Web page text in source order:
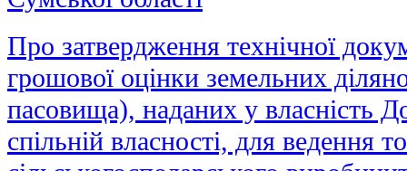
Про затвердження технічної
грошової оцінки земельних
пасовища), наданих у власність
спільній власності, для ведення